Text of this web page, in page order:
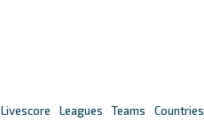
Livescore Leagues Teams Countries